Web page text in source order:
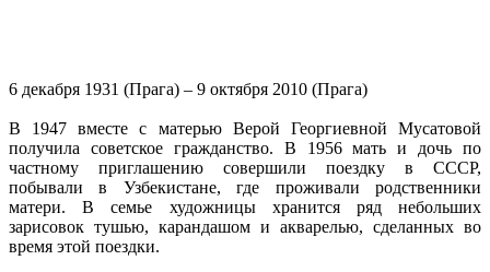
6 декабря 1931 (Прага) – 9 октября 2010 (Прага)
В 1947 вместе с матерью Верой Георгиевной Мусатовой
получила советское гражданство. В 1956 мать и дочь по
частному приглашению совершили поездку в СССР,
побывали в Узбекистане, где проживали родственники
матери. В семье художницы хранится ряд небольших
зарисовок тушью, карандашом и акварелью, сделанных во
время этой поездки.